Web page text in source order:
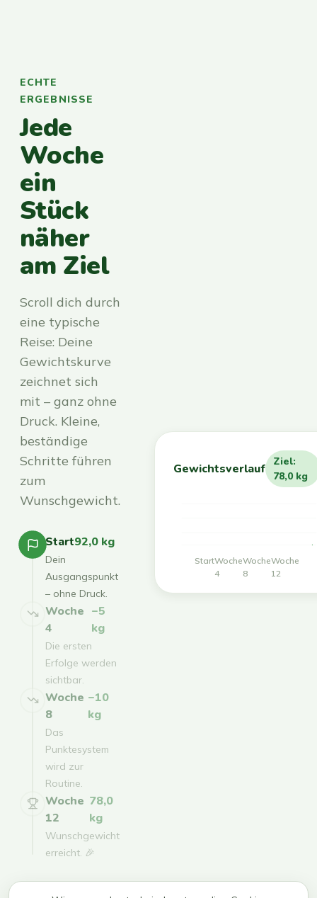
ECHTE
ERGEBNISSE
Jede
Woche
ein
Stück
näher
am Ziel
Scroll dich durch
eine typische
Reise: Deine
Gewichtskurve
zeichnet sich
mit – ganz ohne
Druck. Kleine,
beständige
Schritte führen
zum
Wunschgewicht.
Start92,0 kg
Dein
Ausgangspunkt
– ohne Druck.
Woche
4
−5
kg
Die ersten
Erfolge werden
sichtbar.
Woche
8
−10
kg
Das
Punktesystem
wird zur
Routine.
Woche
12
78,0
kg
Wunschgewicht
erreicht. 🎉
Gewichtsverlauf
Ziel:
78,0 kg
StartWoche
4
Woche
8
Woche
12